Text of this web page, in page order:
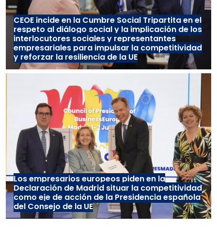
CEOE incide en la Cumbre Social Tripartita en el
respeto al diálogo social y la implicación de los
interlocutores sociales y representantes
empresariales para impulsar la competitividad
y reforzar la resiliencia de la UE
Los empresarios europeos piden en la
Declaración de Madrid situar la competitividad
como eje de acción de la Presidencia española
del Consejo de la UE